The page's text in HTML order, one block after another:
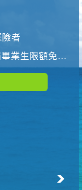
者
限額免費參加